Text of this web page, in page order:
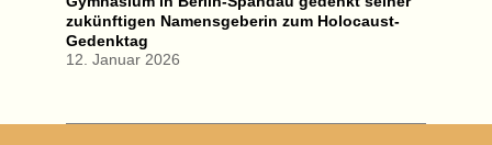
zukünftigen Namensgeberin zum Holocaust-
Gedenktag
12. Januar 2026